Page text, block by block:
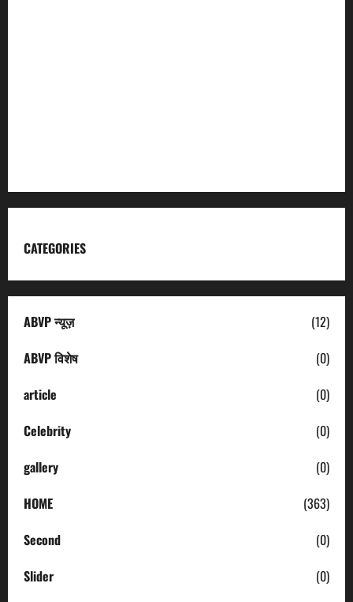
CATEGORIES
ABVP न्यूज़
(12)
ABVP विशेष
(0)
article
(0)
Celebrity
(0)
gallery
(0)
HOME
(363)
Second
(0)
Slider
(0)